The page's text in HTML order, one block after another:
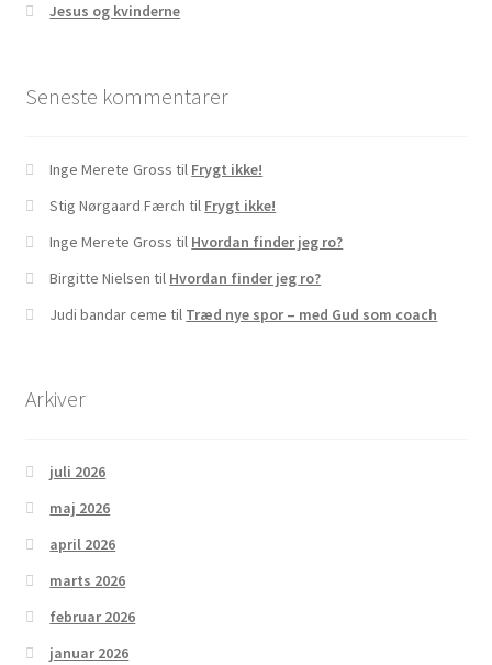
Jesus og kvinderne
Seneste kommentarer
Inge Merete Gross til Frygt ikke!
Stig Nørgaard Færch til Frygt ikke!
Inge Merete Gross til Hvordan finder jeg ro?
Birgitte Nielsen til Hvordan finder jeg ro?
Judi bandar ceme til Træd nye spor – med Gud som coach
Arkiver
juli 2026
maj 2026
april 2026
marts 2026
februar 2026
januar 2026